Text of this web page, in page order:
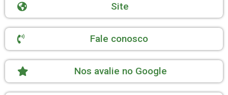
Site
Fale conosco
Nos avalie no Google